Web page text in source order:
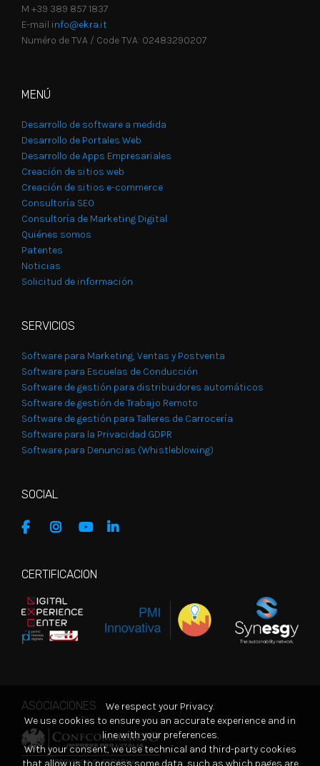
M +39 389 857 1837
E-mail info@ekra.it
Numéro de TVA / Code TVA: 02483290207
MENÚ
Desarrollo de software a medida
Desarrollo de Portales Web
Desarrollo de Apps Empresariales
Creación de sitios web
Creación de sitios e-commerce
Consultoría SEO
Consultoría de Marketing Digital
Quiénes somos
Patentes
Noticias
Solicitud de información
SERVICIOS
Software para Marketing, Ventas y Postventa
Software para Escuelas de Conducción
Software de gestión para distribuidores automáticos
Software de gestión de Trabajo Remoto
Software de gestión para Talleres de Carrocería
Software para la Privacidad GDPR
Software para Denuncias (Whistleblowing)
SOCIAL
CERTIFICACION
ASOCIACIONES
We respect your Privacy.
We use cookies to ensure you an accurate experience and in
line with your preferences.
With your consent, we use technical and third-party cookies
that allow us to process some data, such as which pages are